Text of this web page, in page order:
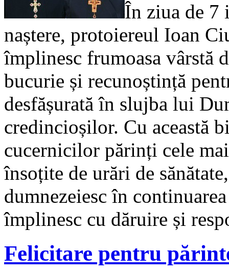
În ziua de 7
naștere, protoiereul Ioan
împlinesc frumoasa vârstă
bucurie și recunoștință
desfășurată în slujba lui
credincioșilor. Cu această
cucernicilor părinți cele
însoțite de urări de
dumnezeiesc în
împlinesc cu dăruire și
Felicitare pentru